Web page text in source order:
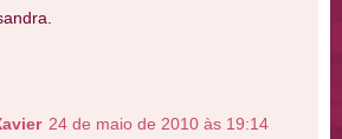
24 de maio de 2010 às 19:14